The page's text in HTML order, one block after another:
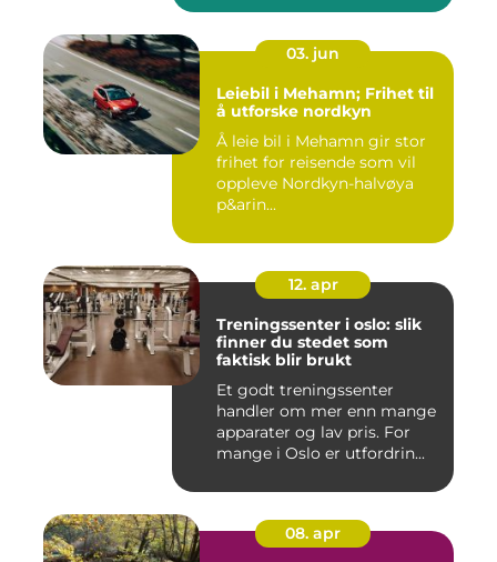
03. jun
Leiebil i Mehamn; Frihet til
å utforske nordkyn
Å leie bil i Mehamn gir stor
frihet for reisende som vil
oppleve Nordkyn-halvøya
p&arin...
12. apr
Treningssenter i oslo: slik
finner du stedet som
faktisk blir brukt
Et godt treningssenter
handler om mer enn mange
apparater og lav pris. For
mange i Oslo er utfordrin...
08. apr